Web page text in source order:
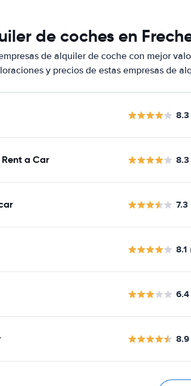
de coches en
de alquiler de coche con mejor
y precios de estas empresas de
8.3
a Car 8.3
7.3
8.1
6.4
8.9